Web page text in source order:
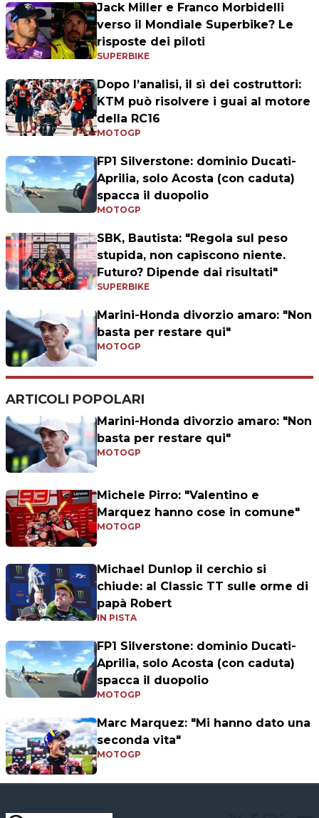
Jack Miller e Franco Morbidelli
verso il Mondiale Superbike? Le
risposte dei piloti
SUPERBIKE
Dopo l’analisi, il sì dei costruttori:
KTM può risolvere i guai al motore
della RC16
MOTOGP
FP1 Silverstone: dominio Ducati-
Aprilia, solo Acosta (con caduta)
spacca il duopolio
MOTOGP
SBK, Bautista: "Regola sul peso
stupida, non capiscono niente.
Futuro? Dipende dai risultati"
SUPERBIKE
Marini-Honda divorzio amaro: "Non
basta per restare qui"
MOTOGP
ARTICOLI POPOLARI
Marini-Honda divorzio amaro: "Non
basta per restare qui"
MOTOGP
Michele Pirro: "Valentino e
Marquez hanno cose in comune"
MOTOGP
Michael Dunlop il cerchio si
chiude: al Classic TT sulle orme di
papà Robert
IN PISTA
FP1 Silverstone: dominio Ducati-
Aprilia, solo Acosta (con caduta)
spacca il duopolio
MOTOGP
Marc Marquez: "Mi hanno dato una
seconda vita"
MOTOGP